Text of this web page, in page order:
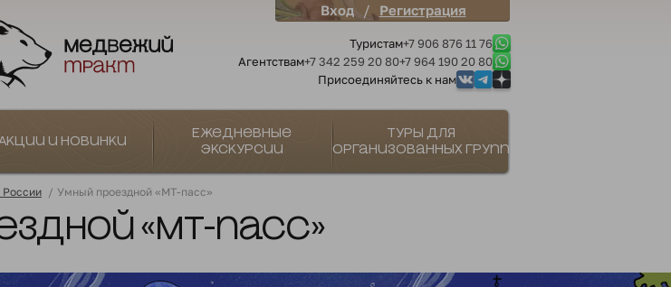
Вход / Регистрация
Туристам+7 906 876 11 76
Агентствам+7 342 259 20 80+7 964 190 20 80
Присоединяйтесь к нам
и новинки
Ежедневные
экскурсии
Туры для
организованных групп
России / Умный проездной «МТ-пасс»
«МТ-пасс»